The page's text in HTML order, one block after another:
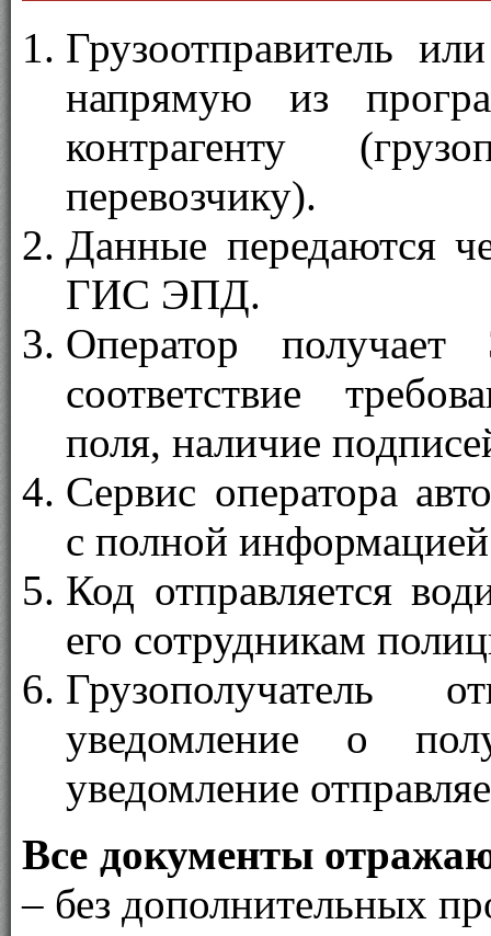
Грузоотправитель
напрямую из
контрагенту
перевозчику).
Данные передаются
ГИС ЭПД.
Оператор
соответствие
поля, наличие
Сервис оператора
с полной
Код отправляется
его сотрудникам
Грузополучатель
уведомление о
уведомление
Все документы
– без дополнительных